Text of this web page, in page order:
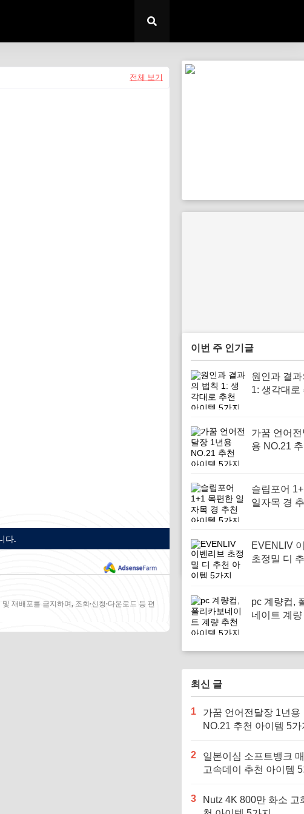
전체 보기
다.
재배포를 금지하며, 조회·신청·다운로드 등 편
이번 주 인기글
원인과 결
1: 생각대로
가꿈 언어
용 NO.21
슬립포어
일자목 경
EVENLIV
초정밀 디
pc 계량컵,
네이트 계
최신 글
1
가꿈 언어전달장 1년용
NO.21 추천 아이템 5가
2
일본이심 소프트뱅크
고속데이 추천 아이템
3
Nutz 4K 800만 화소 고